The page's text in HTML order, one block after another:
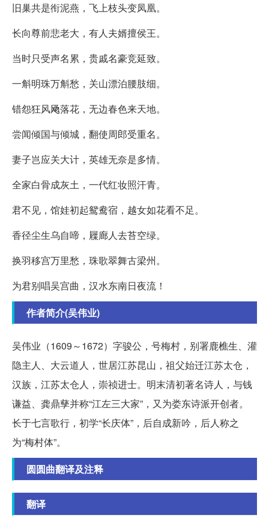
旧巢共是衔泥燕，飞上枝头变凤凰。
长向尊前悲老大，有人夫婿擅侯王。
当时只受声名累，贵戚名豪竞延致。
一斛明珠万斛愁，关山漂泊腰肢细。
错怨狂风飏落花，无边春色来天地。
尝闻倾国与倾城，翻使周郎受重名。
妻子岂应关大计，英雄无奈是多情。
全家白骨成灰土，一代红妆照汗青。
君不见，馆娃初起鸳鸯宿，越女如花看不足。
香径尘生乌自啼，屧廊人去苔空绿。
换羽移宫万里愁，珠歌翠舞古梁州。
为君别唱吴宫曲，汉水东南日夜流！
作者简介(吴伟业)
吴伟业（1609～1672）字骏公，号梅村，别署鹿樵生、灌
隐主人、大云道人，世居江苏昆山，祖父始迁江苏太仓，
汉族，江苏太仓人，崇祯进士。明末清初著名诗人，与钱
谦益、龚鼎孳并称“江左三大家”，又为娄东诗派开创者。
长于七言歌行，初学“长庆体”，后自成新吟，后人称之
为“梅村体”。
圆圆曲翻译及注释
翻译